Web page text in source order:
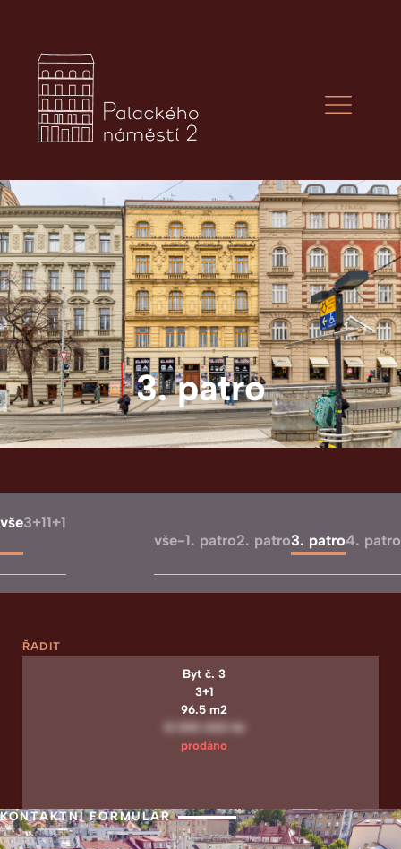
3. patro
vše3+11+1
vše-1. patro2. patro3. patro4. patro
ŘADIT
Byt č. 3
3+1
96.5 m2
13 590 000 Kč
prodáno
KONTAKTNÍ FORMULÁŘ